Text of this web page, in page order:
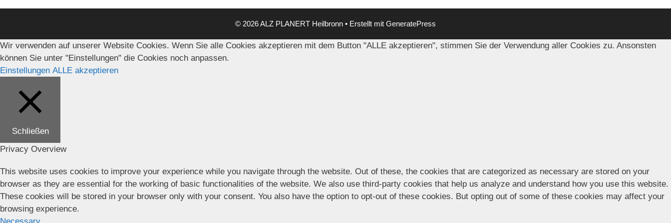
© 2026 ALZ PLANERT Heilbronn • Erstellt mit GeneratePress
Wir verwenden auf unserer Website Cookies. Wenn Sie alle Cookies akzeptieren mit dem Button "ALLE akzeptieren", stimmen Sie der Verwendung aller Cookies zu. Ansonsten
können Sie unter "Einstellungen" die Cookies noch anpassen.
Einstellungen ALLE akzeptieren
Schließen
Privacy Overview
This website uses cookies to improve your experience while you navigate through the website. Out of these, the cookies that are categorized as necessary are stored on your
browser as they are essential for the working of basic functionalities of the website. We also use third-party cookies that help us analyze and understand how you use this website.
These cookies will be stored in your browser only with your consent. You also have the option to opt-out of these cookies. But opting out of some of these cookies may affect your
browsing experience.
Necessary